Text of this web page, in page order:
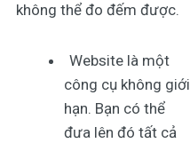
không thể đo đếm được.
Website là một
công cụ không giới
hạn. Bạn có thể
đưa lên đó tất cả